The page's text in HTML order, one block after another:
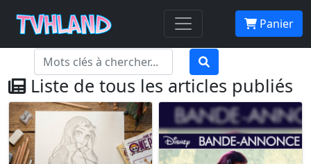
Panier
Liste de tous les articles publiés